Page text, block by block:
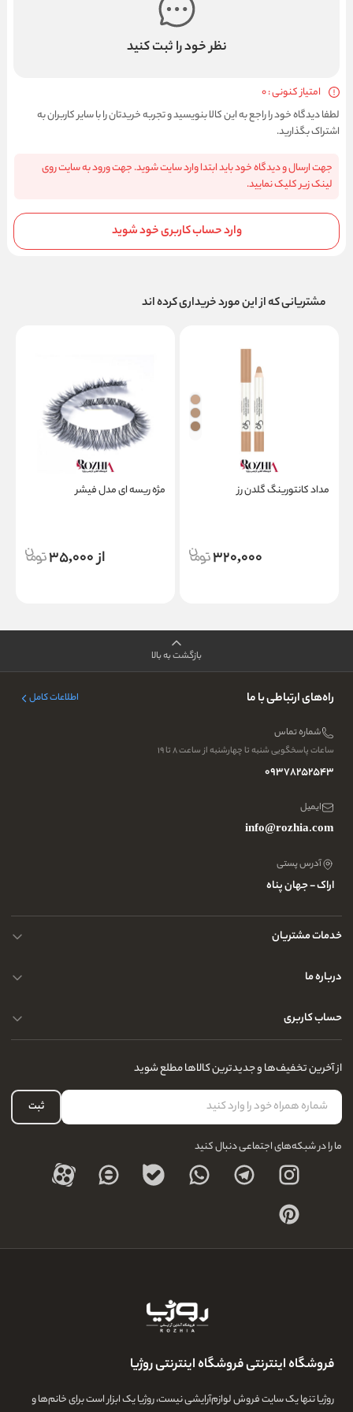
نظر خود را ثبت کنید
امتیاز کنونی : 0
لطفا دیدگاه خود را راجع به این کالا بنویسید و تجربه خریدتان را با سایر کاربران به
اشتراک بگذارید.
جهت ارسال و دیدگاه خود باید ابتدا وارد سایت شوید. جهت ورود به سایت روی
لینک زیر کلیک نمایید.
وارد حساب کاربری خود شوید
مشتریانی که از این مورد خریداری کرده اند
مداد کانتورینگ گلدن رز
320,000
مژه ریسه ای مدل فیشر
از 35,000
بازگشت به بالا
راه‌های ارتباطی با ما اطلاعات کامل
شماره تماس
ساعات پاسخگویی شنبه تا چهارشنبه از ساعت ۸ تا ۱۹
09378252543
ایمیل
info@rozhia.com
آدرس پستی
اراک - جهان پناه
خدمات مشتریان
حریم خصوصی کاربران
تماس با ما
درباره ما
سوالات متداول
آدرس فروشگاه
نحوه ارسال کالا
نحوه بازگشت کالا
درباره ما
حساب کاربری
لیست علاقه‌مندی
حساب کاربری
از آخرین تخفیف‌ها و جدیدترین کالاها مطلع شوید
ثبت
ما را در شبکه‌های اجتماعی دنبال کنید
فروشگاه اینترنتی فروشگاه اینترنتی روژیا
روژیا تنها یک سایت فروش لوازم‌آرایشی نیست، روژیا یک ابزار است برای خانم‌ها و